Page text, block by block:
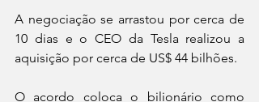
A negociação se arrastou por cerca de
10 dias e o CEO da Tesla realizou a
aquisição por cerca de US$ 44 bilhões.
O acordo coloca o bilionário como